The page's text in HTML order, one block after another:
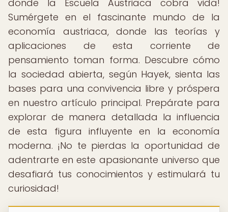
donde la Escuela Austriaca cobra vida!
Sumérgete en el fascinante mundo de la
economía austriaca, donde las teorías y
aplicaciones de esta corriente de
pensamiento toman forma. Descubre cómo
la sociedad abierta, según Hayek, sienta las
bases para una convivencia libre y próspera
en nuestro artículo principal. Prepárate para
explorar de manera detallada la influencia
de esta figura influyente en la economía
moderna. ¡No te pierdas la oportunidad de
adentrarte en este apasionante universo que
desafiará tus conocimientos y estimulará tu
curiosidad!